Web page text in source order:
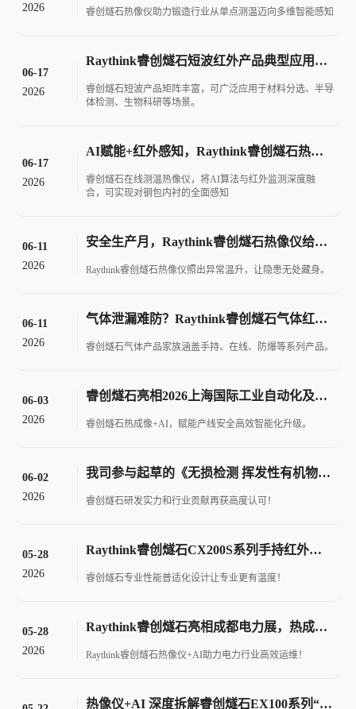
2026
睿创燧石热像仪助力锻造行业从单点测温迈向多维智能感知
06-17
2026
Raythink睿创燧石短波红外产品典型应用场景
睿创燧石短波产品矩阵丰富，可广泛应用于材料分选、半导
体检测、生物科研等场景。
06-17
2026
AI赋能+红外感知，Raythink睿创燧石热像仪智能监测钢包温度变化
睿创燧石在线测温热像仪，将AI算法与红外监测深度融
合，可实现对钢包内衬的全面感知
06-11
2026
安全生产月，Raythink睿创燧石热像仪给隐患“照个明”！
Raythink睿创燧石热像仪照出异常温升，让隐患无处藏身。
06-11
2026
气体泄漏难防？Raythink睿创燧石气体红外热像仪为石油化工安全加码
睿创燧石气体产品家族涵盖手持、在线、防爆等系列产品。
06-03
2026
睿创燧石亮相2026上海国际工业自动化及机器人展！
睿创燧石热成像+AI，赋能产线安全高效智能化升级。
06-02
2026
我司参与起草的《无损检测 挥发性有机物（VOCs）泄漏光学气体成像检测方法》国标发布
睿创燧石研发实力和行业贡献再获高度认可！
05-28
2026
Raythink睿创燧石CX200S系列手持红外热像仪荣获2026国际CMF最佳CMF设计奖！
睿创燧石专业性能普适化设计让专业更有温度！
05-28
2026
Raythink睿创燧石亮相成都电力展，热成像+AI赋能电力运维全程全网全场景!
Raythink睿创燧石热像仪+AI助力电力行业高效运维！
热像仪+AI 深度拆解睿创燧石EX100系列“领先密码”